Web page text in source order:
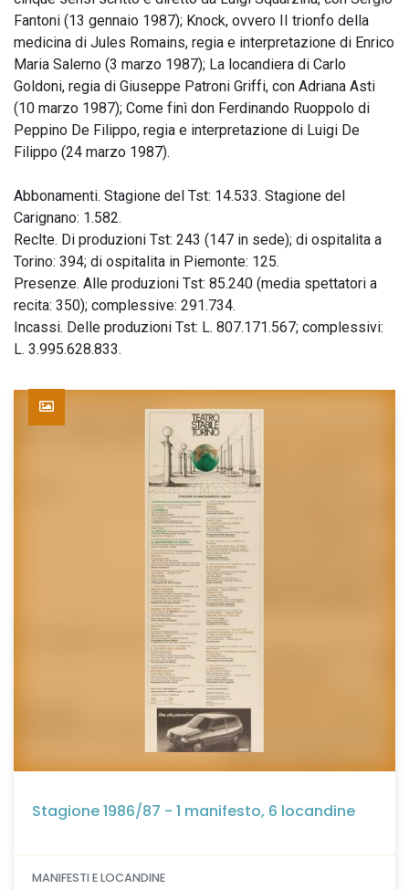
Fantoni (13 gennaio 1987); Knock, ovvero II trionfo della
medicina di Jules Romains, regia e interpretazione di Enrico
Maria Salerno (3 marzo 1987); La locandiera di Carlo
Goldoni, regia di Giuseppe Patroni Griffi, con Adriana Asti
(10 marzo 1987); Come finì don Ferdinando Ruoppolo di
Peppino De Filippo, regia e interpretazione di Luigi De
Filippo (24 marzo 1987).
Abbonamenti. Stagione del Tst: 14.533. Stagione del
Carignano: 1.582.
Reclte. Di produzioni Tst: 243 (147 in sede); di ospitalita a
Torino: 394; di ospitalita in Piemonte: 125.
Presenze. Alle produzioni Tst: 85.240 (media spettatori a
recita: 350); complessive: 291.734.
Incassi. Delle produzioni Tst: L. 807.171.567; complessivi:
L. 3.995.628.833.
Stagione 1986/87 - 1 manifesto, 6 locandine
MANIFESTI E LOCANDINE